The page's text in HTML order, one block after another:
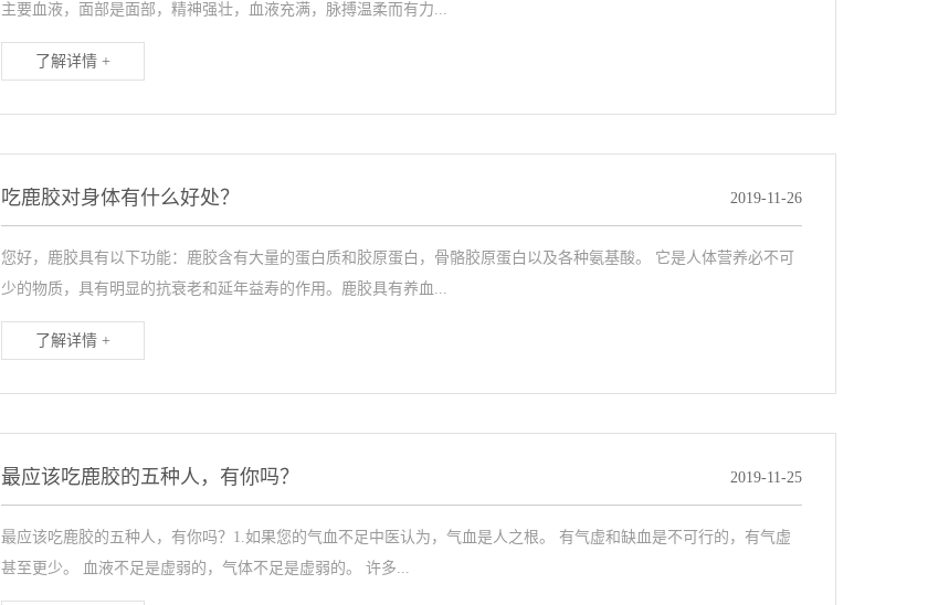
主要血液，面部是面部，精神强壮，血液充满，脉搏温柔而有力...
了解详情 +
吃鹿胶对身体有什么好处？ 2019-11-26
您好，鹿胶具有以下功能：鹿胶含有大量的蛋白质和胶原蛋白，骨骼胶原蛋白以及各种氨基酸。 它是人体营养必不可
少的物质，具有明显的抗衰老和延年益寿的作用。鹿胶具有养血...
了解详情 +
最应该吃鹿胶的五种人，有你吗？ 2019-11-25
最应该吃鹿胶的五种人，有你吗？1.如果您的气血不足中医认为，气血是人之根。 有气虚和缺血是不可行的，有气虚
甚至更少。 血液不足是虚弱的，气体不足是虚弱的。 许多...